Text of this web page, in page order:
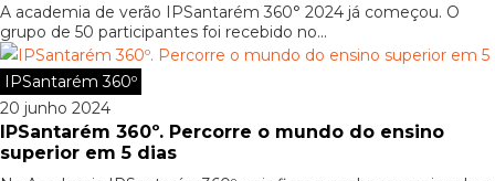
A academia de verão IPSantarém 360° 2024 já começou. O
grupo de 50 participantes foi recebido no...
IPSantarém 360º
20 junho 2024
IPSantarém 360º. Percorre o mundo do ensino
superior em 5 dias